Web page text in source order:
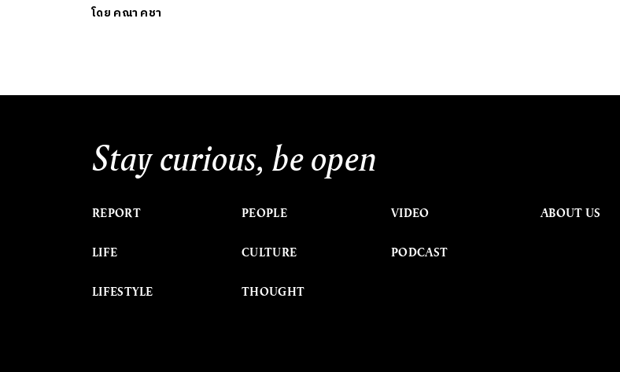
โดย คณา คชา
Stay curious, be open
REPORT
LIFE
LIFESTYLE
PEOPLE
CULTURE
THOUGHT
VIDEO
PODCAST
ABOUT US